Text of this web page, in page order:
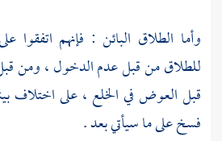
وأما الطلاق البائن : فإنهم اتفقوا
للطلاق من قبل عدم الدخول ، ومن
قبل العوض في الخلع ، على اختلاف
فسخ على ما سيأتي بعد .